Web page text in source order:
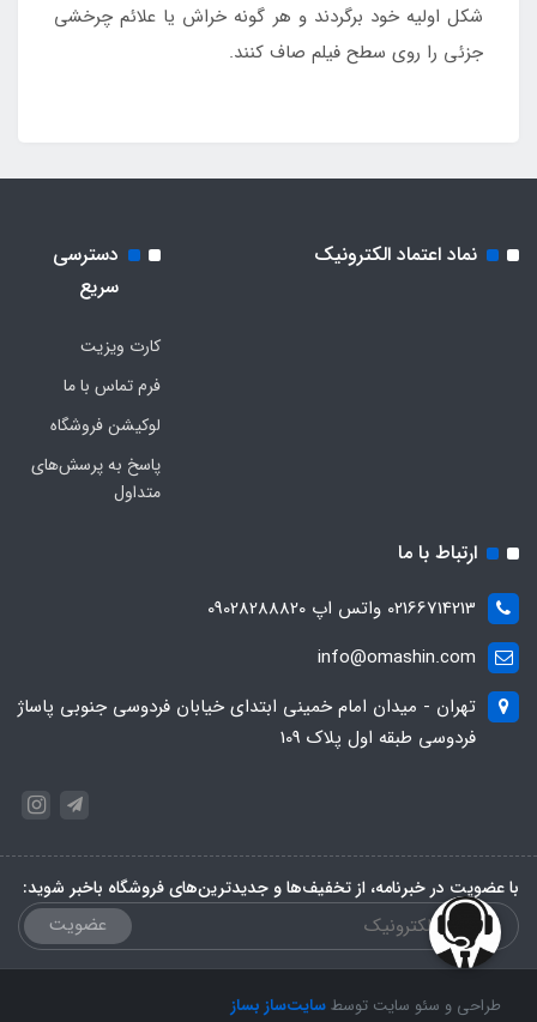
شکل اولیه خود برگردند و هر گونه خراش یا علائم چرخشی
جزئی را روی سطح فیلم صاف کنند.
نماد اعتماد الکترونیک
دسترسی
سریع
کارت ویزیت
فرم تماس با ما
لوکیشن فروشگاه
پاسخ به پرسش‌های
متداول
ارتباط با ما
02166714213 واتس اپ 09028288820
info@omashin.com
تهران - میدان امام خمینی ابتدای خیابان فردوسی جنوبی پاساژ
فردوسی طبقه اول پلاک 109
با عضویت در خبرنامه، از تخفیف‌ها و جدیدترین‌های فروشگاه باخبر شوید:
عضویت
طراحی و سئو سایت توسطسایت‌ساز بساز